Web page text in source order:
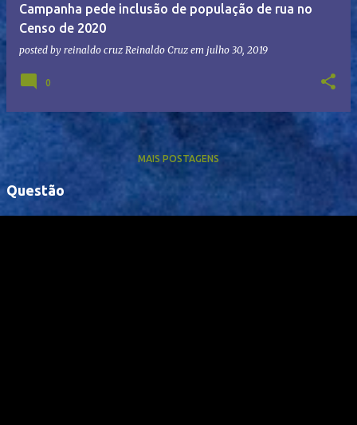
Campanha pede inclusão de população de rua no
Censo de 2020
posted by reinaldo cruz Reinaldo Cruz em julho 30, 2019
0
MAIS POSTAGENS
Questão